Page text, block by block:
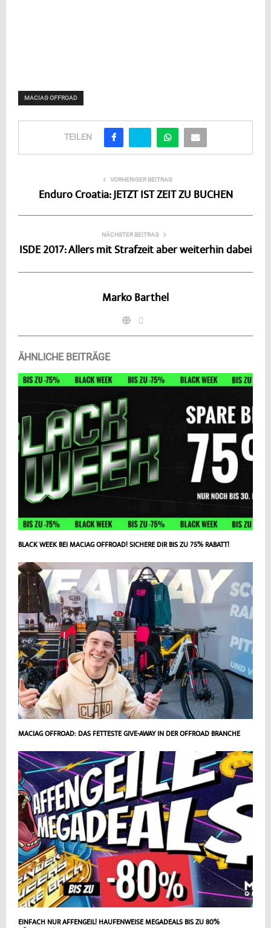
MACIAG OFFROAD
TEILEN
VORHERIGER BEITRAG
Enduro Croatia: JETZT IST ZEIT ZU BUCHEN
NÄCHSTER BEITRAG
ISDE 2017: Allers mit Strafzeit aber weiterhin dabei
Marko Barthel
ÄHNLICHE BEITRÄGE
BLACK WEEK BEI MACIAG OFFROAD! SICHERE DIR BIS ZU 75% RABATT!
MACIAG OFFROAD: DAS FETTESTE GIVE-AWAY IN DER OFFROAD BRANCHE
EINFACH NUR AFFENGEIL! HAUFENWEISE MEGADEALS BIS ZU 80%